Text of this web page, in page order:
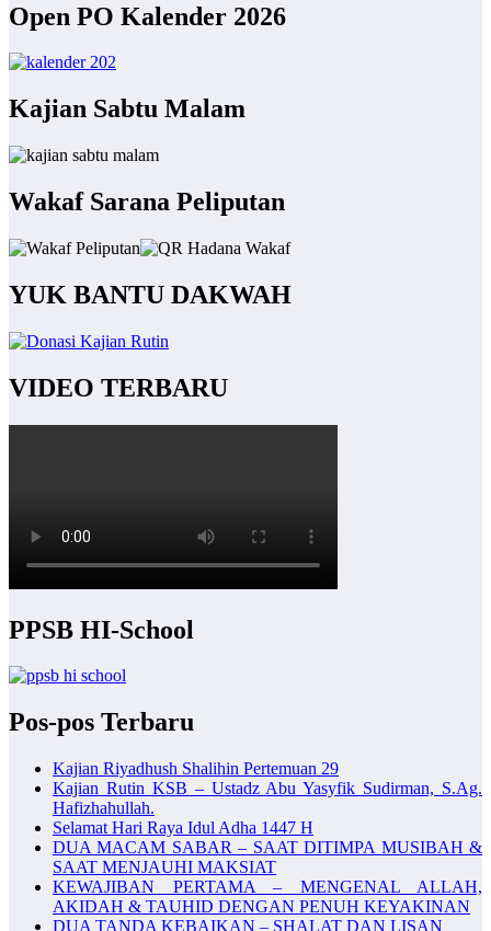
Open PO Kalender 2026
Kajian Sabtu Malam
Wakaf Sarana Peliputan
YUK BANTU DAKWAH
VIDEO TERBARU
PPSB HI-School
Pos-pos Terbaru
Kajian Riyadhush Shalihin Pertemuan 29
Kajian Rutin KSB – Ustadz Abu Yasyfik Sudirman, S.Ag.
Hafizhahullah.
Selamat Hari Raya Idul Adha 1447 H
DUA MACAM SABAR – SAAT DITIMPA MUSIBAH &
SAAT MENJAUHI MAKSIAT
KEWAJIBAN PERTAMA – MENGENAL ALLAH,
AKIDAH & TAUHID DENGAN PENUH KEYAKINAN
DUA TANDA KEBAIKAN – SHALAT DAN LISAN